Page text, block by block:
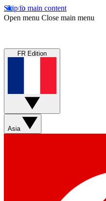
Skip to main content
Open menu Close main menu
FR Edition
Asia